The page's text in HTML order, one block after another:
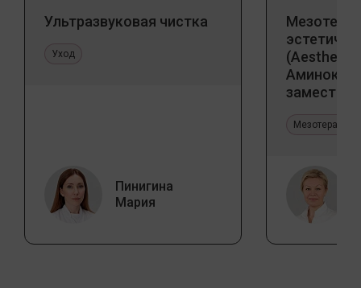
Ультразвуковая чистка
Уход
Пинигина
Мария
(Aesthetic
Мезотерапия